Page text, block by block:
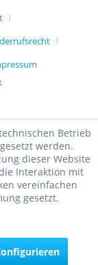
Betrieb
werden.
dieser Website
Interaktion mit
vereinfachen
gesetzt.